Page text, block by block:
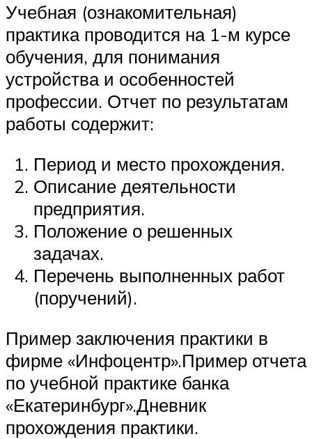
Учебная (ознакомительная)
практика проводится на 1-м курсе
обучения, для понимания
устройства и особенностей
профессии. Отчет по результатам
работы содержит:
Период и место прохождения.
Описание деятельности
предприятия.
Положение о решенных
задачах.
Перечень выполненных работ
(поручений).
Пример заключения практики в
фирме «Инфоцентр».Пример отчета
по учебной практике банка
«Екатеринбург».Дневник
прохождения практики.